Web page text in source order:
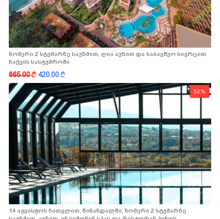
ნომერი 2 სტუმარზე საუზმით, ღია აუზით და საბავშვო სივრცით
ჩაქვის სასტუმროში
665.00k 420.00k
52%
14 აგვისტოს ჩათვლით, წინანდალში, ნომერი 2 სტუმარზე